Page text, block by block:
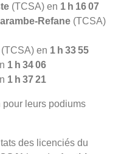
(TCSA) en 1 h 16 07
(TCSA)
(TCSA) en 1 h 33 55
1 h 34 06
1 h 37 21
leurs podiums
des licenciés du